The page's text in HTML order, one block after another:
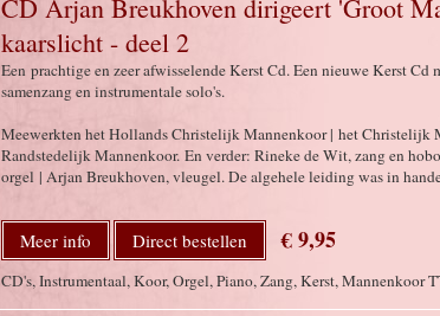
CD Arjan Breukhoven dirigeert 'Groot
kaarslicht - deel 2
Een prachtige en zeer afwisselende Kerst Cd. Een nieuwe Kerst Cd
samenzang en instrumentale solo's.
Meewerkten het Hollands Christelijk Mannenkoor | het Christelijk
Randstedelijk Mannenkoor. En verder: Rineke de Wit, zang en
orgel | Arjan Breukhoven, vleugel. De algehele leiding was in
Meer info Direct bestellen € 9,95
CD's, Instrumentaal, Koor, Orgel, Piano, Zang, Kerst, Mannenkoor